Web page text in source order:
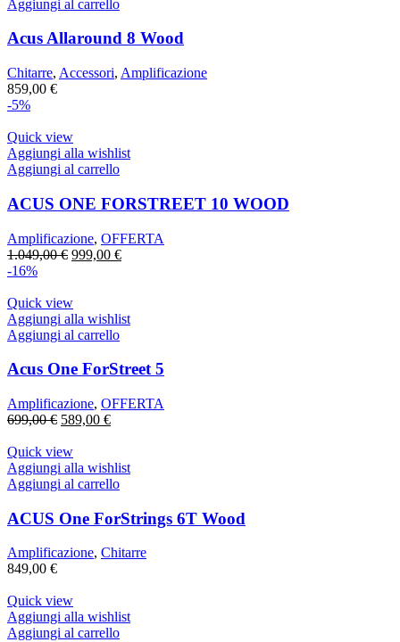
Aggiungi al carrello
Acus Allaround 8 Wood
Chitarre, Accessori, Amplificazione
859,00 €
-5%
Quick view
Aggiungi alla wishlist
Aggiungi al carrello
ACUS ONE FORSTREET 10 WOOD
Amplificazione, OFFERTA
1.049,00€ Il
era:
1.049,00 €.
999,00 €Il
999,00 €.
-16%
Quick view
Aggiungi alla wishlist
Aggiungi al carrello
Acus One ForStreet 5
Amplificazione, OFFERTA
699,00€ Il
originale
era:
699,00 €.
589,00 €Il
è:
589,00 €.
Quick view
Aggiungi alla wishlist
Aggiungi al carrello
ACUS One ForStrings 6T Wood
Amplificazione, Chitarre
849,00 €
Quick view
Aggiungi alla wishlist
Aggiungi al carrello